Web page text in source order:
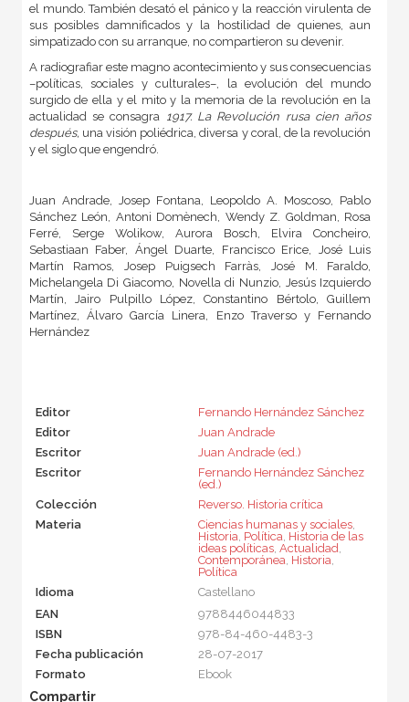
el mundo. También desató el pánico y la reacción virulenta de
sus posibles damnificados y la hostilidad de quienes, aun
simpatizado con su arranque, no compartieron su devenir.
A radiografiar este magno acontecimiento y sus consecuencias
–políticas, sociales y culturales–, la evolución del mundo
surgido de ella y el mito y la memoria de la revolución en la
actualidad se consagra
1917. La Revolución rusa cien años
después, una visión poliédrica, diversa y coral, de la revolución
y el siglo que engendró.
Juan Andrade, Josep Fontana, Leopoldo A. Moscoso, Pablo
Sánchez León, Antoni Domènech, Wendy Z. Goldman, Rosa
Ferré, Serge Wolikow, Aurora Bosch, Elvira Concheiro,
Sebastiaan Faber, Ángel Duarte, Francisco Erice, José Luis
Martín Ramos, Josep Puigsech Farràs, José M. Faraldo,
Michelangela Di Giacomo, Novella di Nunzio, Jesús Izquierdo
Martín, Jairo Pulpillo López, Constantino Bértolo, Guillem
Martínez, Álvaro García Linera, Enzo Traverso y Fernando
Hernández
Editor
Fernando Hernández Sánchez
Editor
Juan Andrade
Escritor
Juan Andrade (ed.)
Escritor
Fernando Hernández Sánchez
(ed.)
Colección
Reverso. Historia crítica
Materia
Ciencias humanas y sociales,
Historia Política Historia de las
ideas políticas, Actualidad
Contemporánea Historia
Política
Idioma
Castellano
EAN
9788446044833
ISBN
978-84-460-4483-3
Fecha publicación
28-07-2017
Formato
Ebook